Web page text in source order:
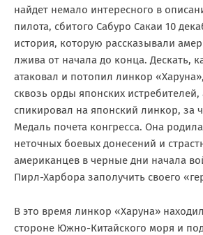
найдет немало интересного в
пилота, сбитого Сабуро Сакаи 10
история, которую рассказывали
лжива от начала до конца. Дескать,
атаковал и потопил линкор
сквозь орды японских
спикировал на японский линкор, за
Медаль почета конгресса. Она
неточных боевых донесений и
американцев в черные дни начала
Пирл-Харбора заполучить своего
В это время линкор «Харуна»
стороне Южно-Китайского моря и